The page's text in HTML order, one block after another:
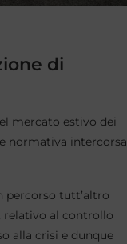
di
mercato estivo dei
normativa intercorsa
percorso tutt’altro
relativo al controllo
alla crisi e dunque